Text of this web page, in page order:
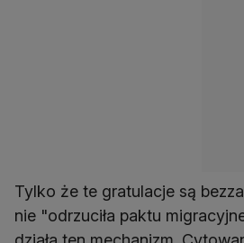
Tylko że te gratulacje są
nie "odrzuciła paktu